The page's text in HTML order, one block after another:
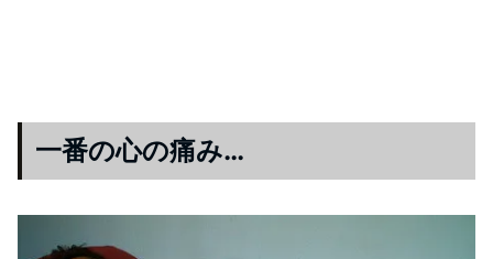
一番の心の痛み…